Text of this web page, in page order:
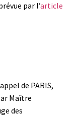
par l’article
de PARIS,
Maître
des